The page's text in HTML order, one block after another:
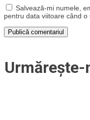
Salvează-mi numele,
pentru data viitoare când o
Urmărește-